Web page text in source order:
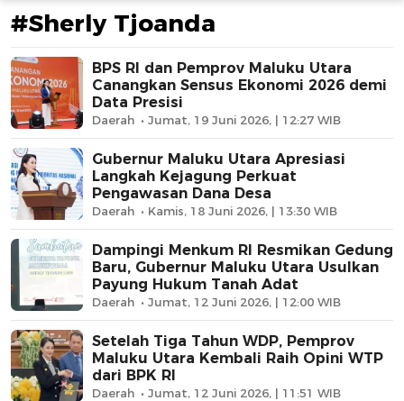
#Sherly Tjoanda
BPS RI dan Pemprov Maluku Utara
Canangkan Sensus Ekonomi 2026 demi
Data Presisi
Daerah Jumat, 19 Juni 2026, | 12:27 WIB
Gubernur Maluku Utara Apresiasi
Langkah Kejagung Perkuat
Pengawasan Dana Desa
Daerah Kamis, 18 Juni 2026, | 13:30 WIB
Dampingi Menkum RI Resmikan Gedung
Baru, Gubernur Maluku Utara Usulkan
Payung Hukum Tanah Adat
Daerah Jumat, 12 Juni 2026, | 12:00 WIB
Setelah Tiga Tahun WDP, Pemprov
Maluku Utara Kembali Raih Opini WTP
dari BPK RI
Daerah Jumat, 12 Juni 2026, | 11:51 WIB